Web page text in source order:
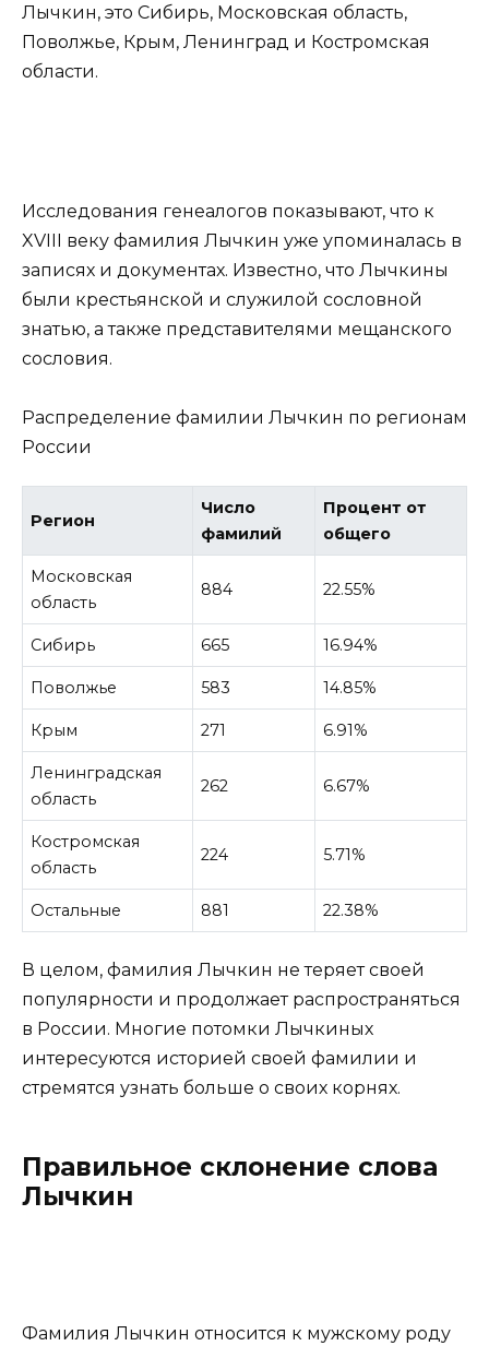
Лычкин, это Сибирь, Московская область,
Поволжье, Крым, Ленинград и Костромская
области.
Исследования генеалогов показывают, что к
XVIII веку фамилия Лычкин уже упоминалась в
записях и документах. Известно, что Лычкины
были крестьянской и служилой сословной
знатью, а также представителями мещанского
сословия.
Распределение фамилии Лычкин по регионам
России
Регион
Число
фамилий
Процент от
общего
Московская
область
884 22.55%
Сибирь 665 16.94%
Поволжье 583 14.85%
Крым 271 6.91%
Ленинградская
область
262 6.67%
Костромская
область
224 5.71%
Остальные 881 22.38%
В целом, фамилия Лычкин не теряет своей
популярности и продолжает распространяться
в России. Многие потомки Лычкиных
интересуются историей своей фамилии и
стремятся узнать больше о своих корнях.
Правильное склонение слова
Лычкин
Фамилия Лычкин относится к мужскому роду